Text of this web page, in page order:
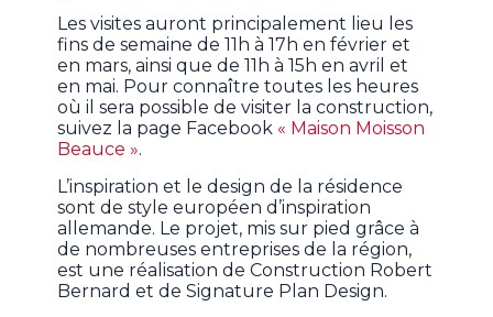
Les visites auront principalement lieu les
fins de semaine de 11h à 17h en février et
en mars, ainsi que de 11h à 15h en avril et
en mai. Pour connaître toutes les heures
où il sera possible de visiter la construction,
suivez la page Facebook « Maison Moisson
Beauce ».
L’inspiration et le design de la résidence
sont de style européen d’inspiration
allemande. Le projet, mis sur pied grâce à
de nombreuses entreprises de la région,
est une réalisation de Construction Robert
Bernard et de Signature Plan Design.